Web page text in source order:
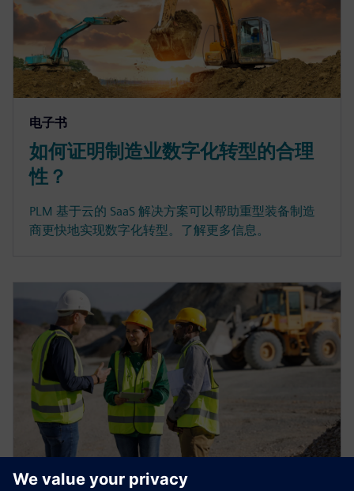
电子书
如何证明制造业数字化转型的合理
性？
PLM 基于云的 SaaS 解决方案可以帮助重型装备制造
商更快地实现数字化转型。了解更多信息。